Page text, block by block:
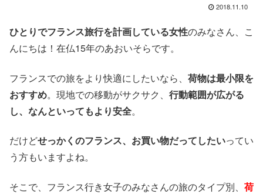
2018.11.10
ひとりでフランス旅行を計画している女性のみなさん、こ
んにちは！在仏15年のあおいそらです。
フランスでの旅をより快適にしたいなら、 荷物は最小限を
おすすめ。現地での移動がサクサク、 行動範囲が広がる
し、なんといってもより安全。
だけどせっかくのフランス、お買い物だってしたいってい
う方もいますよね。
そこで、フランス行き女子のみなさんの旅のタイプ別、 荷